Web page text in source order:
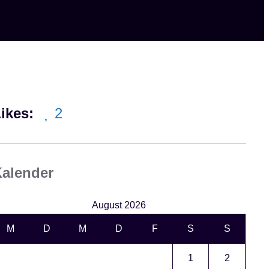
2
August 2026
M D M D F S S
1 2